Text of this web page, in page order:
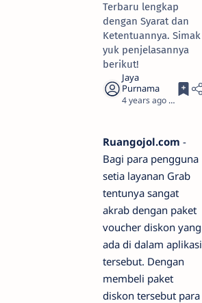
Terbaru lengkap
dengan Syarat dan
Ketentuannya. Simak
yuk penjelasannya
berikut!
4 years ago 3
Ruangojol.com -
Bagi para pengguna
setia layanan Grab
tentunya sangat
akrab dengan paket
voucher diskon yang
ada di dalam aplikasi
tersebut. Dengan
membeli paket
diskon tersebut para